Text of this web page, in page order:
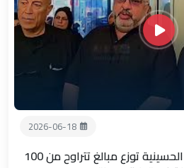
2026-06-18
شملت 250 عائلة: العتبة الحسينية توزع مبالغ تتراوح من 100